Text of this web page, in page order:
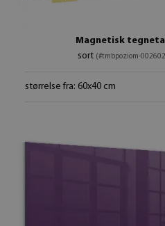
Magnetisk
sort (#tmbpoziom-
størrelse fra: 60x40 cm